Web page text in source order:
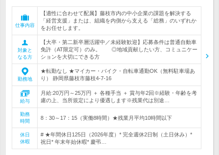
仕事内容
【適性に合わせて配属】藤枝市内の中小企業の課題を解決する
「経営支援」または、組織を内側から支える「総務」のいずれか
をお任せします。
対象と
なる方
【大卒・第二新卒層活躍中／未経験歓迎】応募条件は普通自動車
免許（AT限定可）のみ。 ◎地域貢献したい方、コミュニケー
ションを大切にできる方
勤務地
★転勤なし ★マイカー・バイク・自転車通勤OK（無料駐車場あ
り） 静岡県藤枝市藤枝4-7-16
給与
月給:20万円～25万円 ＋ 各種手当 ＋ 賞与年2回※経験・年齢を考
慮の上、当所規定により優遇します※残業代は別途…
勤務
時間
8：30～17：15（実働8時間）★残業月平均10時間以下
休日
休暇
# ★年間休日125日（2026年度）* 完全週休2日制（土日休み）*
祝日* 年末年始休暇* 慶弔…